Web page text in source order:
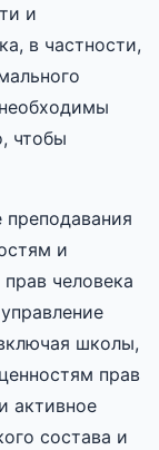
и
в частности,
чтобы
и
человека
школы,
прав
активное
состава и